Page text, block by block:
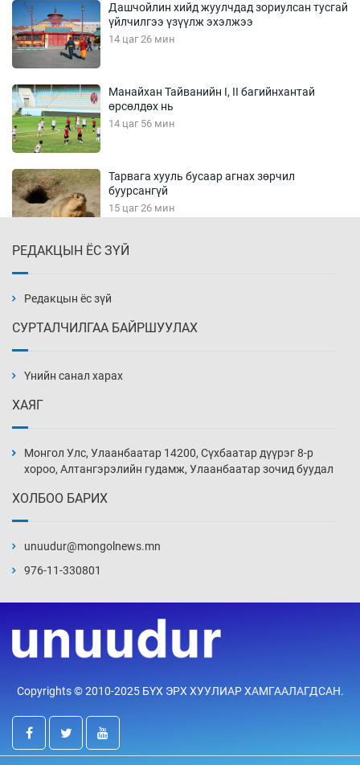
Дашчойлин хийд жуулчдад зориулсан тусгай
үйлчилгээ үзүүлж эхэлжээ
14 цаг 26 мин
Манайхан Тайванийн I, II багийнхантай
өрсөлдөх нь
14 цаг 56 мин
Тарвага хууль бусаар агнах зөрчил
буурсангүй
15 цаг 26 мин
15 цаг 56 мин
16 цаг 26 мин
16 цаг 56 мин
хэмжээг шинэчлэн тогтоох нь
17 цаг 56 мин
мөнгө, хүрэл медаль хүртэв
18 цаг 23 мин
РЕДАКЦЫН ЁС ЗҮЙ
Редакцын ёс зүй
СУРТАЛЧИЛГАА БАЙРШУУЛАХ
Үнийн санал харах
ХАЯГ
Монгол Улс, Улаанбаатар 14200, Сүхбаатар дүүрэг 8-р
хороо, Алтангэрэлийн гудамж, Улаанбаатар зочид буудал
ХОЛБОО БАРИХ
unuudur@mongolnews.mn
976-11-330801
Copyrights © 2010-2025 БҮХ ЭРХ ХУУЛИАР ХАМГААЛАГДСАН.